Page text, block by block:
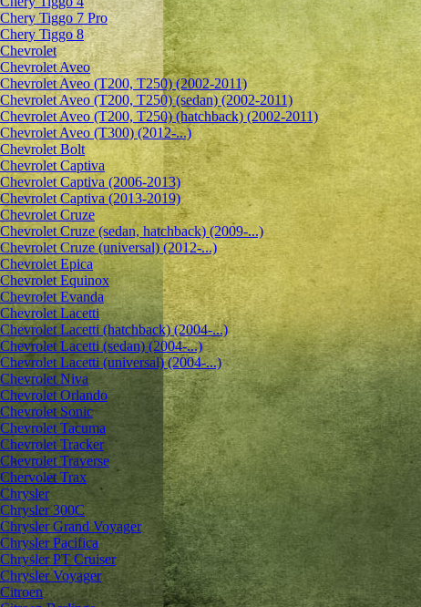
Chery Tiggo 7 Pro
Chery Tiggo 8
Chevrolet
Сhevrolet Aveo
Chevrolet Aveo (T200, T250) (2002-2011)
Chevrolet Aveo (T200, T250) (sedan) (2002-2011)
Chevrolet Aveo (T200, T250) (hatchback) (2002-2011)
Chevrolet Aveo (T300) (2012-...)
Chevrolet Bolt
Chevrolet Captiva
Chevrolet Captiva (2006-2013)
Chevrolet Captiva (2013-2019)
Chevrolet Cruze
Chevrolet Cruze (sedan, hatchback) (2009-...)
Chevrolet Cruze (universal) (2012-...)
Chevrolet Epiсa
Chevrolet Equinox
Chevrolet Evanda
Chevrolet Lacetti
Chevrolet Lacetti (hatchback) (2004-...)
Chevrolet Lacetti (sedan) (2004-...)
Chevrolet Lacetti (universal) (2004-...)
Chevrolet Niva
Chevrolet Orlando
Chevrolet Sonic
Chevrolet Tacuma
Chevrolet Tracker
Chevrolet Traverse
Chervolet Trax
Chrysler
Chrysler 300C
Chrysler Grand Voyager
Chrysler Pacifica
Chrysler PT Cruiser
Chrysler Voyager
Citroen